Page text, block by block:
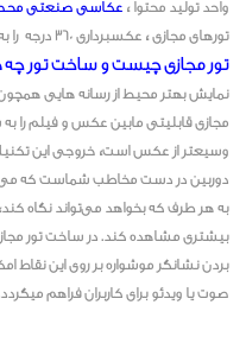
واحد تولید محتوا ، عکاسی صنعتی
تورهای مجازی ، عکسبرداری 360 درجه را به خدمات خود اضاف کرد.
تور مجازی چیست و ساخت تور چه
نمایش بهتر محیط از رسانه هایی
وسیعتر از عکس است، خروجی این
دوربین در دست مخاطب شماست که
به هر طرف که بخواهد می‌تواند نگاه
بیشتری مشاهده کند. در ساخت تور
بردن نشانگر موشواره بر روی این
صوت یا ویدئو برای کاربران فراهم